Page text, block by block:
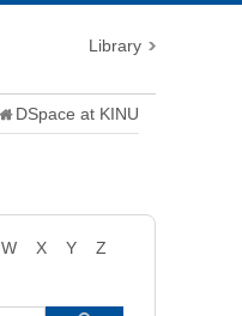
Library
DSpace at KINU
W X Y
Z